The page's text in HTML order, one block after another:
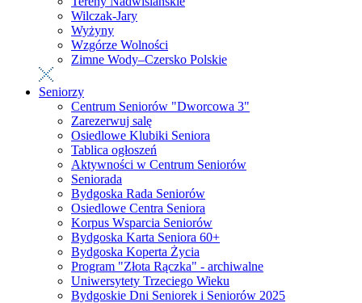
Wilczak-Jary
Wyżyny
Wzgórze Wolności
Zimne Wody–Czersko Polskie
Seniorzy
Centrum Seniorów "Dworcowa 3"
Zarezerwuj salę
Osiedlowe Klubiki Seniora
Tablica ogłoszeń
Aktywności w Centrum Seniorów
Seniorada
Bydgoska Rada Seniorów
Osiedlowe Centra Seniora
Korpus Wsparcia Seniorów
Bydgoska Karta Seniora 60+
Bydgoska Koperta Życia
Program "Złota Rączka" - archiwalne
Uniwersytety Trzeciego Wieku
Bydgoskie Dni Seniorek i Seniorów 2025